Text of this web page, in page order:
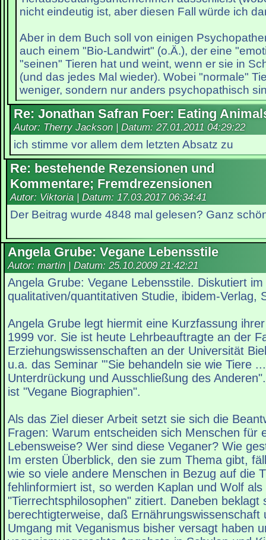
nicht eindeutig ist, aber diesen Fall würde ich
Aber in dem Buch soll von einigen
auch einem "Bio-Landwirt" (o.Ä.), der eine
"seinen" Tieren hat und weint, wenn er sie in
(und das jedes Mal wieder). Wobei "normale"
weniger, sondern nur anders psychopathisch
Re: Jonathan Safran Foer: Eating
Autor: Therry Jackson | Datum: 27.01.2011 04:29:22
ich stimme vor allem dem letzten Absatz zu
Re: bestehende Rezensionen und
Kommentare; Fremdrezensionen
Autor: Viktoria | Datum: 17.03.2017 06:34:41
Der Beitrag wurde 4848 mal gelesen? Ganz
Angela Grube: Vegane Lebensstile
Autor: martin | Datum: 25.10.2009 21:42:21
Angela Grube: Vegane Lebensstile. Diskutiert
qualitativen/quantitativen Studie, ibidem-Verlag,
Angela Grube legt hiermit eine Kurzfassung
1999 vor. Sie ist heute Lehrbeauftragte an der
Erziehungswissenschaften an der Universität
u.a. das Seminar "'Sie behandeln sie wie Tiere
Unterdrückung und Ausschließung des
ist "Vegane Biographien".
Als das Ziel dieser Arbeit setzt sie sich die
Fragen: Warum entscheiden sich Menschen für
Lebensweise? Wer sind diese Veganer? Wie
Im ersten Überblick, den sie zum Thema gibt,
wie so viele andere Menschen in Bezug auf die
fehlinformiert ist, so werden Kaplan und Wolf als
"Tierrechtsphilosophen" zitiert. Daneben beklagt
berechtigterweise, daß Ernährungswissenschaft
Umgang mit Veganismus bisher versagt haben